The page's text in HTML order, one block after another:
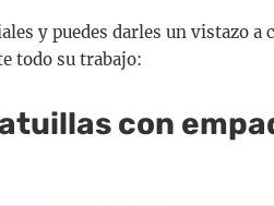
y puedes darles un vistazo
todo su trabajo:
con